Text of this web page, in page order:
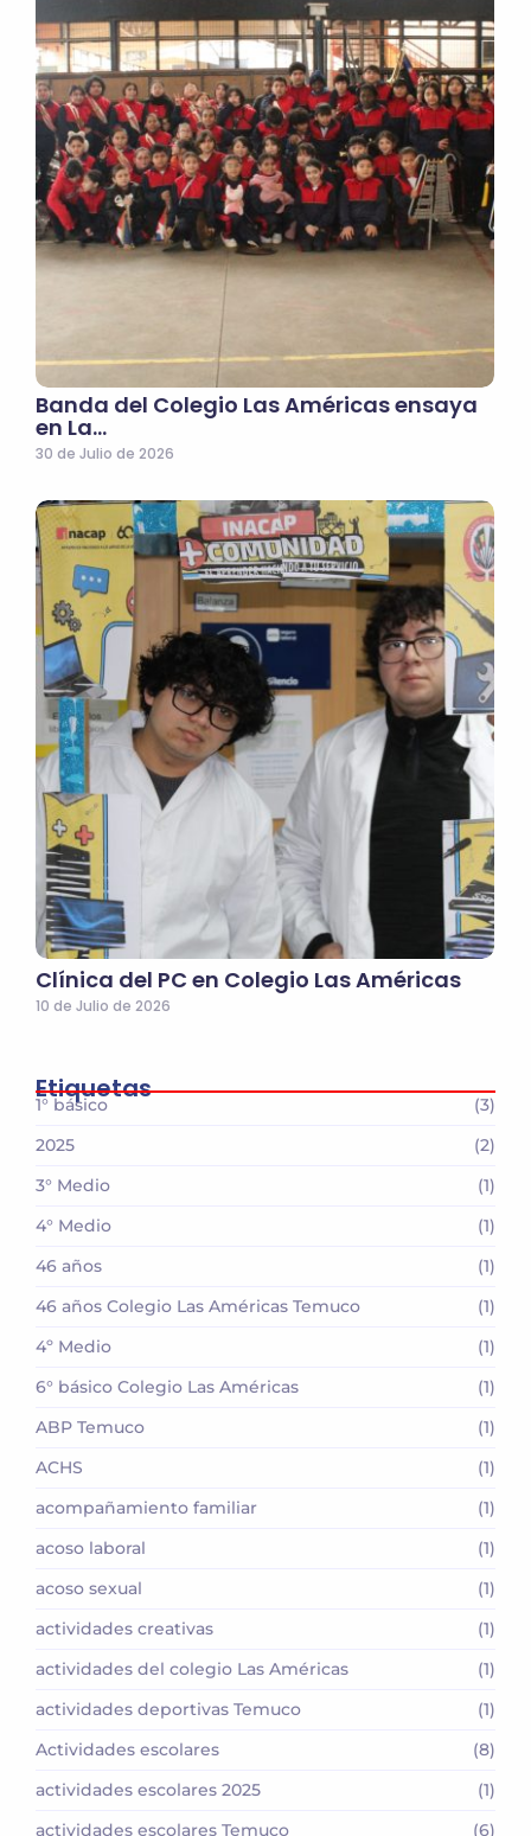
Banda del Colegio Las Américas ensaya
en La…
30 de Julio de 2026
Clínica del PC en Colegio Las Américas
10 de Julio de 2026
Etiquetas
1° básico
(3)
2025
(2)
3° Medio
(1)
4° Medio
(1)
46 años
(1)
46 años Colegio Las Américas Temuco
(1)
4º Medio
(1)
6° básico Colegio Las Américas
(1)
ABP Temuco
(1)
ACHS
(1)
acompañamiento familiar
(1)
acoso laboral
(1)
acoso sexual
(1)
actividades creativas
(1)
actividades del colegio Las Américas
(1)
actividades deportivas Temuco
(1)
Actividades escolares
(8)
actividades escolares 2025
(1)
actividades escolares Temuco
(6)